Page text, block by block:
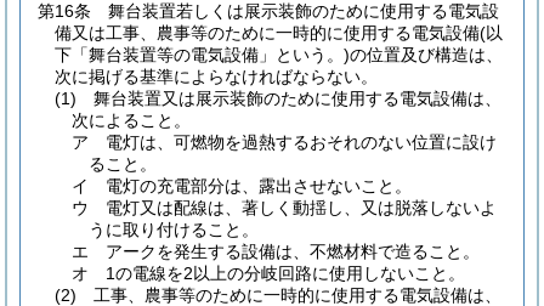
第16条
舞台装置若しくは展示装飾のために使用する電気設
備又は工事、農事等のために一時的に使用する電気設備(以
下「舞台装置等の電気設備」という。)の位置及び構造は、
次に掲げる基準によらなければならない。
(1)
舞台装置又は展示装飾のために使用する電気設備は、
次によること。
ア
電灯は、可燃物を過熱するおそれのない位置に設け
ること。
イ
電灯の充電部分は、露出させないこと。
ウ
電灯又は配線は、著しく動揺し、又は脱落しないよ
うに取り付けること。
エ
アークを発生する設備は、不燃材料で造ること。
オ
1の電線を2以上の分岐回路に使用しないこと。
(2)
工事、農事等のために一時的に使用する電気設備は、